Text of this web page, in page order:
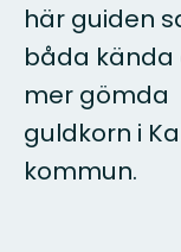
här guiden
båda kända
mer gömda
guldkorn i
kommun.